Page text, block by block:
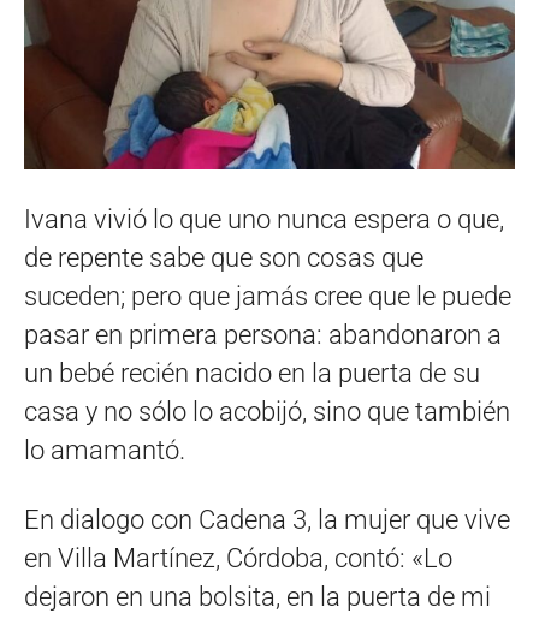
Ivana vivió lo que uno nunca espera o que,
de repente sabe que son cosas que
suceden; pero que jamás cree que le puede
pasar en primera persona: abandonaron a
un bebé recién nacido en la puerta de su
casa y no sólo lo acobijó, sino que también
lo amamantó.
En dialogo con Cadena 3, la mujer que vive
en Villa Martínez, Córdoba, contó: «Lo
dejaron en una bolsita, en la puerta de mi